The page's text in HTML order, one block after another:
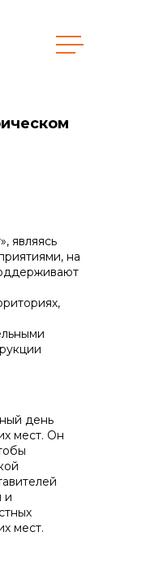
являясь
на
день
мест. Он
и
мест.